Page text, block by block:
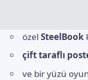
özel SteelBook
çift taraflı
ve bir yüzü